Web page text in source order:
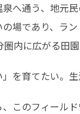
へ通う、地元民
場であり、ラ
内に広がる田
」を育てたい。
このフィール